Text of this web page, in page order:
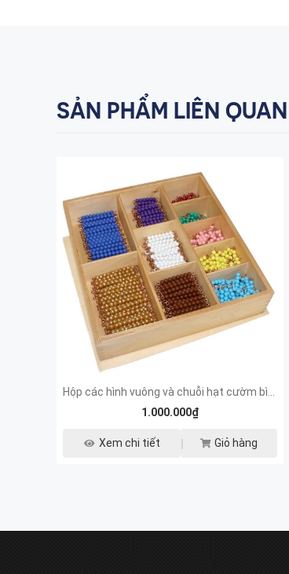
SẢN PHẨM LIÊN QUAN
1.000.000₫
Xem chi tiết Giỏ hàng